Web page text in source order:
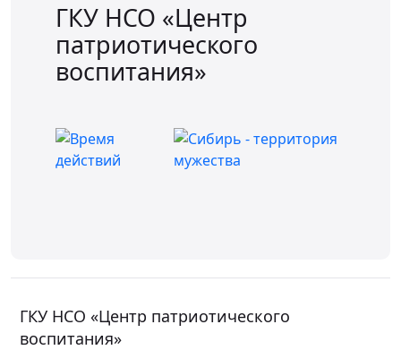
ГКУ НСО «Центр
патриотического
воспитания»
ГКУ НСО «Центр патриотического
воспитания»